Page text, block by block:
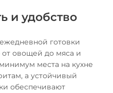
и удобство
готовки
овощей до мяса и
места на кухне
а устойчивый
обеспечивают